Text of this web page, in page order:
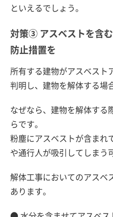
といえるでしょう。
対策③ アスベストを含
防止措置を
所有する建物がアスベスト
判明し、建物を解体する場
なぜなら、建物を解体する
らです。
粉塵にアスベストが含まれ
や通行人が吸引してしまう
解体工事においてのアスベ
あります。